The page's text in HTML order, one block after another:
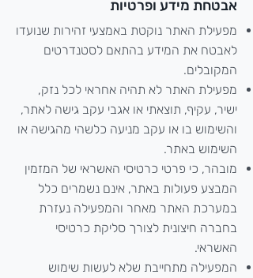
אבטחת מידע ופרטיות
מפעילת האתר נוקטת באמצעי זהירות שנועדו
לאבטח את המידע בהתאם לסטנדרטים
המקובלים.
מפעילת האתר לא תהיה אחראי לכל נזק,
ישיר, עקיף, תוצאתי או אגבי עקב גישה לאתר,
והשימוש בו או עקב מניעה כלשהי מהגישה או
השימוש באתר.
מובהר, כי פרטי כרטיסי האשראי של המזמין
המבצע פעולות באתר, אינם נשמרים כלל
במערכת האתר מאחר והמפעילה נעזרת
בחברה חיצונית לצורך סליקת כרטיסי
האשראי.
המפעילה מתחייבת שלא לעשות שימוש